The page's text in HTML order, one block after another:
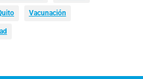
Vacunación